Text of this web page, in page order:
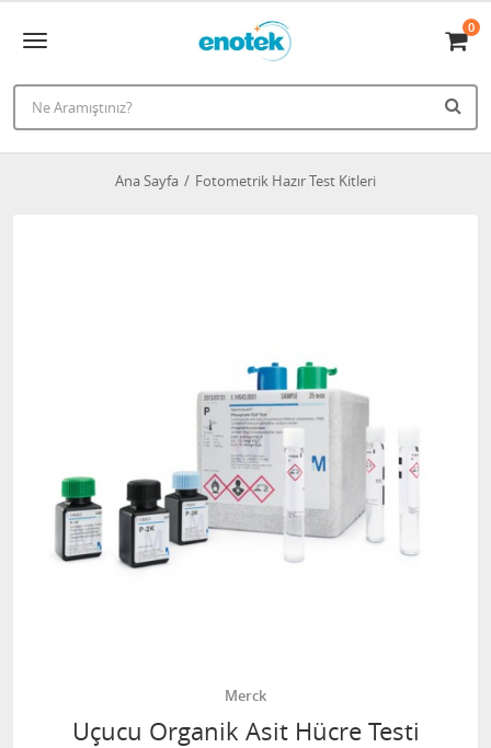
0
Ana Sayfa Fotometrik Hazır Test Kitleri
Merck
Uçucu Organik Asit Hücre Testi